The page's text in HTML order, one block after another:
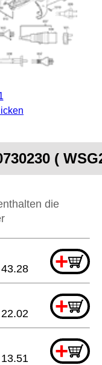
(
die
+
43.28
+
22.02
+
13.51